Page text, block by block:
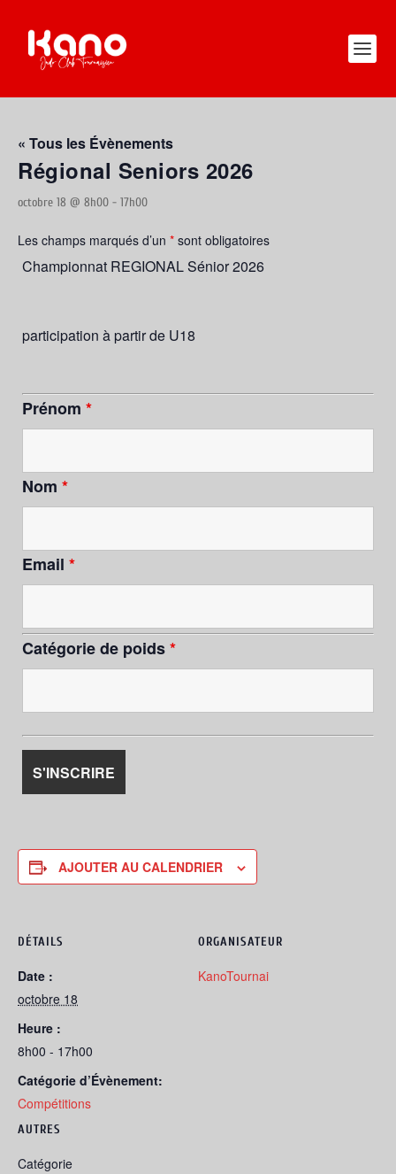
« Tous les Évènements
Régional Seniors 2026
octobre 18 @ 8h00 - 17h00
Les champs marqués d’un * sont obligatoires
Championnat REGIONAL Sénior 2026
participation à partir de U18
Prénom *
Nom *
Email *
Catégorie de poids*
AJOUTER AU CALENDRIER
DÉTAILS
Date :
octobre 18
Heure :
8h00 - 17h00
Catégorie d’Évènement:
Compétitions
ORGANISATEUR
KanoTournai
AUTRES
Catégorie